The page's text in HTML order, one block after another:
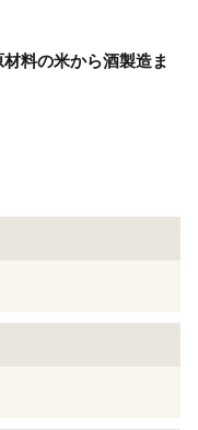
料の米から酒製造ま